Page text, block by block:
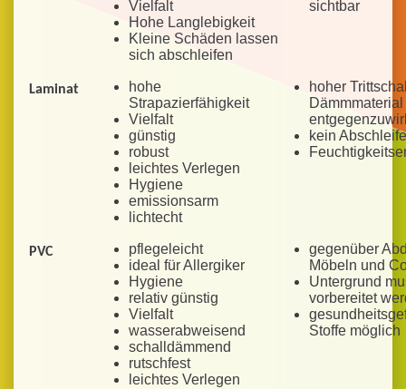
Vielfalt
Hohe Langlebigkeit
Kleine Schäden lassen
sich abschleifen
sichtbar
Laminat
hohe
Strapazierfähigkeit
Vielfalt
günstig
robust
leichtes Verlegen
Hygiene
emissionsarm
lichtecht
hoher
Dämmmaterial
kein
PVC
pflegeleicht
ideal für Allergiker
Hygiene
relativ günstig
Vielfalt
wasserabweisend
schalldämmend
rutschfest
leichtes Verlegen
gegenüber
Möbeln und
Untergrund
vorbereitet
Stoffe möglich